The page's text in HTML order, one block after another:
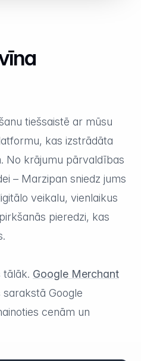
tiešsaistē ar mūsu
kas izstrādāta
No krājumu pārvaldības
– Marzipan sniedz jums
veikalu, vienlaikus
pieredzi, kas
tālāk. Google Merchant
Google
cenām un